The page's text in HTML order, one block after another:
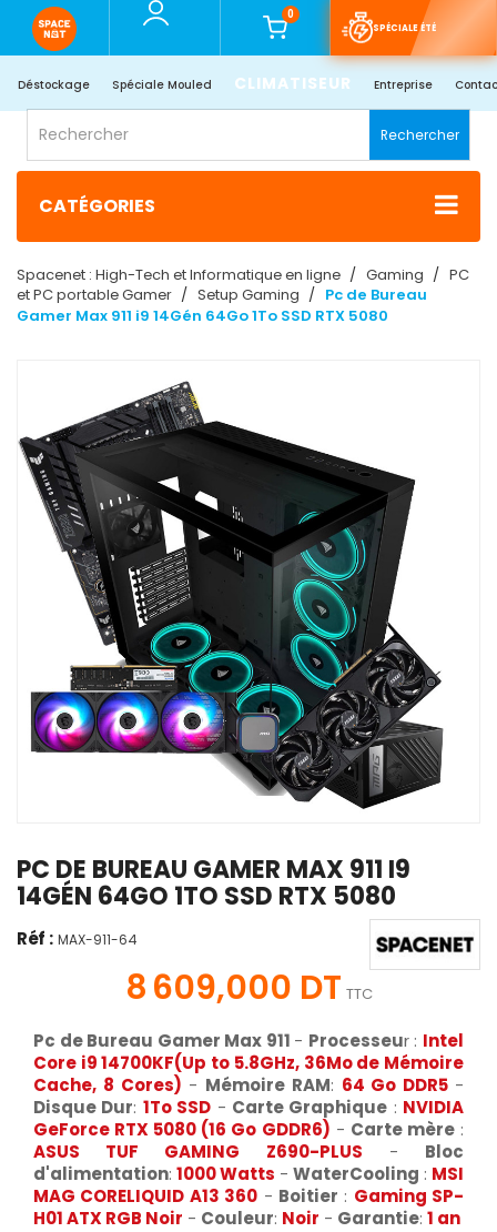
0
SPÉCIALE ÉTÉ
Déstockage Spéciale Mouled CLIMATISEUR Entreprise
Rechercher
CATÉGORIES
Spacenet : High-Tech et Informatique en ligne Gaming
PC
et PC portable Gamer
Setup Gaming
Pc de Bureau
Gamer Max 911 i9 14Gén 64Go 1To SSD RTX 5080
PC DE BUREAU GAMER MAX 911 I9
14GÉN 64GO 1TO SSD RTX 5080
Réf : MAX-911-64
8 609,000 DT TTC
Pc de Bureau Gamer Max 911 - Processeur : Intel
Core i9 14700KF(Up to 5.8GHz, 36Mo de Mémoire
Cache, 8 Cores) - Mémoire RAM: 64 Go DDR5 -
Disque Dur: 1To SSD - Carte Graphique : NVIDIA
GeForce RTX 5080 (16 Go GDDR6) - Carte mère:
ASUS TUF GAMING Z690-PLUS - Bloc
d'alimentation: 1000Watts - WaterCooling : MSI
MAG CORELIQUID A13 360 - Boitier : Gaming SP-
H01 ATX RGB Noir - Couleur: Noir - Garantie: 1 an